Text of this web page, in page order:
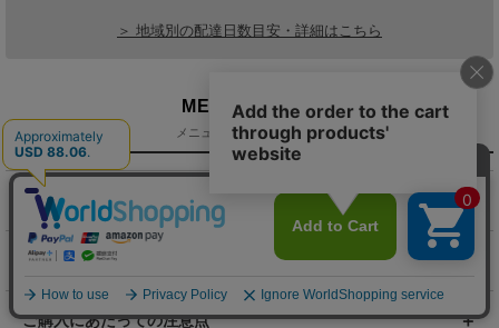
＞ 地域別の配達日数目安・詳細はこちら
MENU / GUIDE
メニュー・お買い物ガイド
商品を探す（カテゴリ・検索）
サービス・お知らせ
ご購入にあたっての注意点